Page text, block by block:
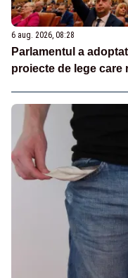
6 aug. 2026, 08:28
Parlamentul a
proiecte de lege care